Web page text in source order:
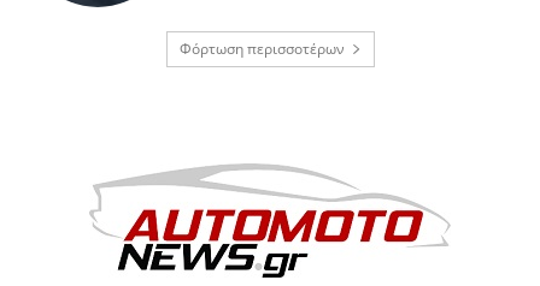
Φόρτωση περισσοτέρων